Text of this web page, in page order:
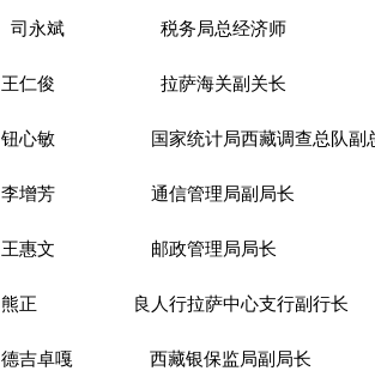
司永斌 税务局总经济师
王仁俊 拉萨海关副关长
钮心敏 国家统计局西藏调查总队副
李增芳 通信管理局副局长
王惠文 邮政管理局局长
熊正 良人行拉萨中心支行副行长
德吉卓嘎 西藏银保监局副局长